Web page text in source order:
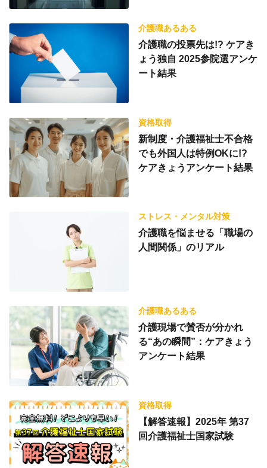
介護職あるある
介護職の投票先は!? ケアき
ょう独自 2025参院選アンケ
ート結果
資格取得
新制度・介護福祉士不合格
でも外国人は特例OKに!?
ケアきょうアンケート結果
ストレス・メンタル対策
介護職を悩ませる「職場の
人間関係」のリアル
介護職あるある
介護現場で賛否が分かれ
る“あの瞬間”：ケアきょう
アンケート結果
資格取得
【解答速報】2025年 第37
回介護福祉士国家試験